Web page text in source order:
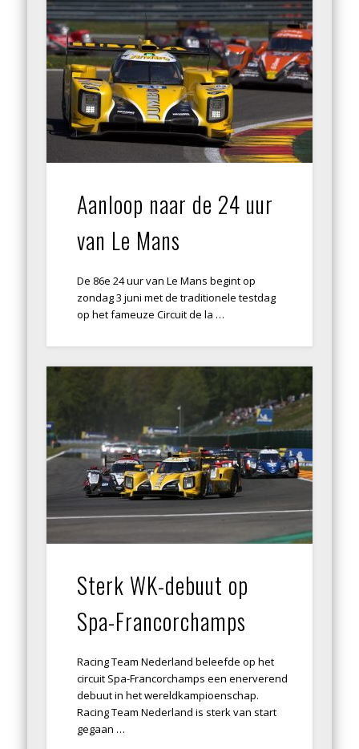
Aanloop naar de 24 uur
van Le Mans
De 86e 24 uur van Le Mans begint op
zondag 3 juni met de traditionele testdag
op het fameuze Circuit de la …
Sterk WK-debuut op
Spa-Francorchamps
Racing Team Nederland beleefde op het
circuit Spa-Francorchamps een enerverend
debuut in het wereldkampioenschap.
Racing Team Nederland is sterk van start
gegaan …